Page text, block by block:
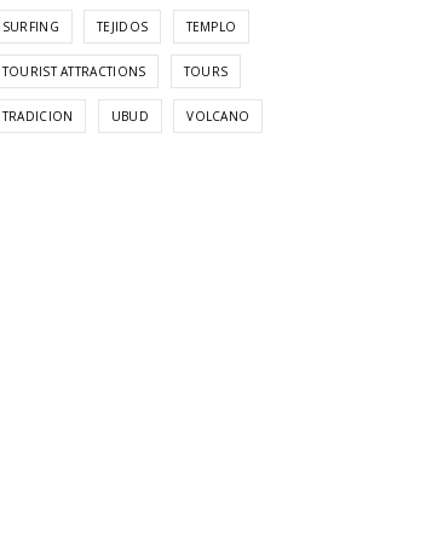
SURFING TEJIDOS TEMPLO
TOURIST ATTRACTIONS TOURS
TRADICION UBUD VOLCANO